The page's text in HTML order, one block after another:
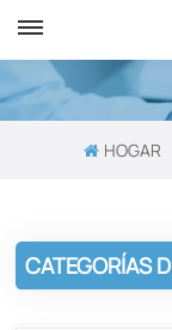
HOGAR
CATEGORÍAS